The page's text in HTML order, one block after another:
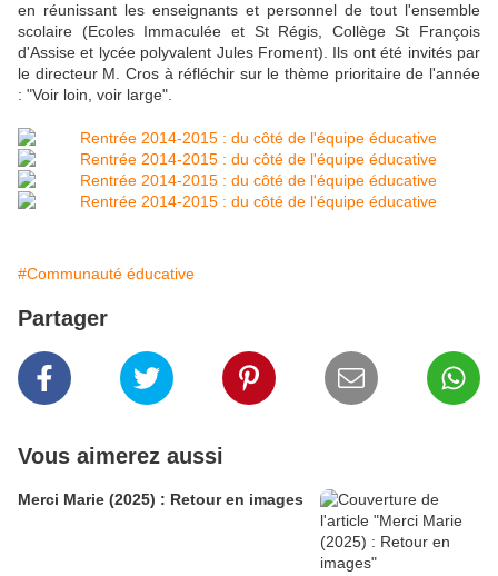
en réunissant les enseignants et personnel de tout l'ensemble
scolaire (Ecoles Immaculée et St Régis, Collège St François
d'Assise et lycée polyvalent Jules Froment). Ils ont été invités par
le directeur M. Cros à réfléchir sur le thème prioritaire de l'année
: "Voir loin, voir large".
#Communauté éducative
Partager
Vous aimerez aussi
Merci Marie (2025) : Retour en images